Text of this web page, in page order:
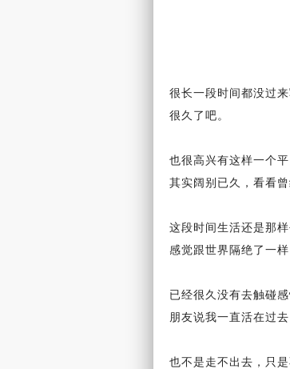
很长一段时间都没过
很久了吧。
也很高兴有这样一个
其实阔别已久，看看
这段时间生活还是那
感觉跟世界隔绝了一
已经很久没有去触碰
朋友说我一直活在过去
也不是走不出去，只